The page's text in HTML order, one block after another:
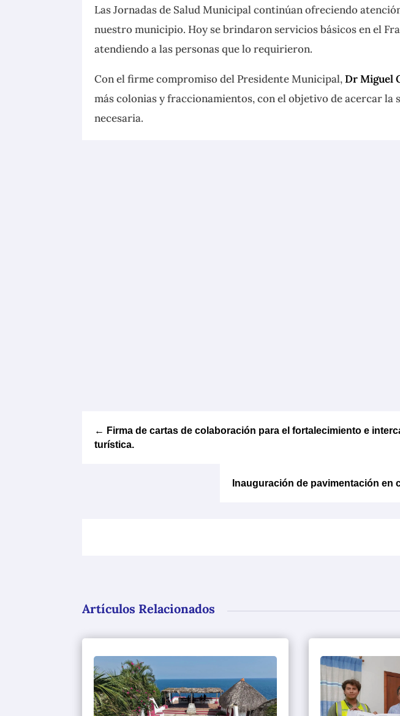
Las Jornadas de Salud Municipal continúan ofreciendo
nuestro municipio. Hoy sebrindaron servicios básicos en el
atendiendo a las personas que lo requirieron.
Con el firme compromiso del Presidente Municipal,Dr Miguel
más colonias y fraccionamientos, con el objetivo de acercar la
necesaria.
← Firma de cartas de colaboración para el fortalecimiento e
turística.
Inauguración de pavimentación en
Artículos Relacionados